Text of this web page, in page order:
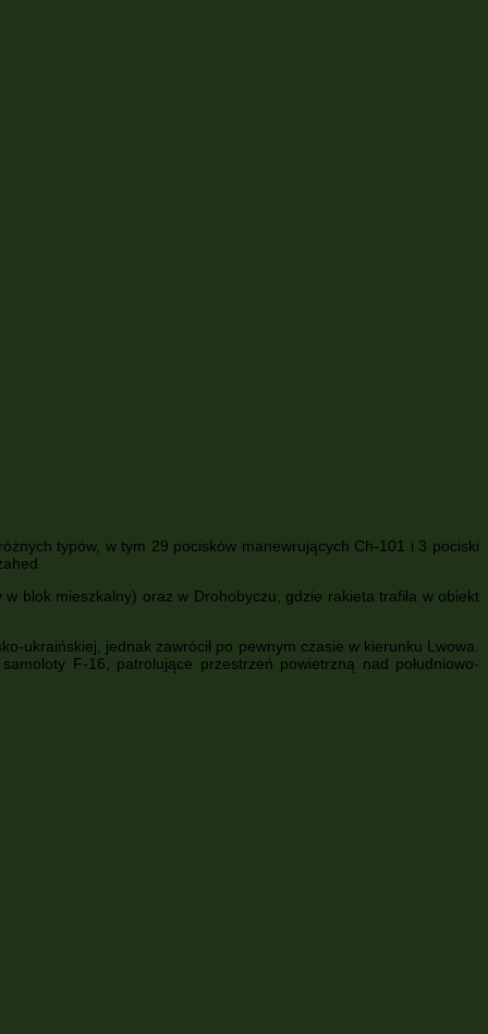
typów, w tym 29 pocisków manewrujących Ch-101 i 3 pociski
blok mieszkalny) oraz w Drohobyczu, gdzie rakieta trafiła w obiekt
ukraińskiej, jednak zawrócił po pewnym czasie w kierunku Lwowa.
F-16, patrolujące przestrzeń powietrzną nad południowo-